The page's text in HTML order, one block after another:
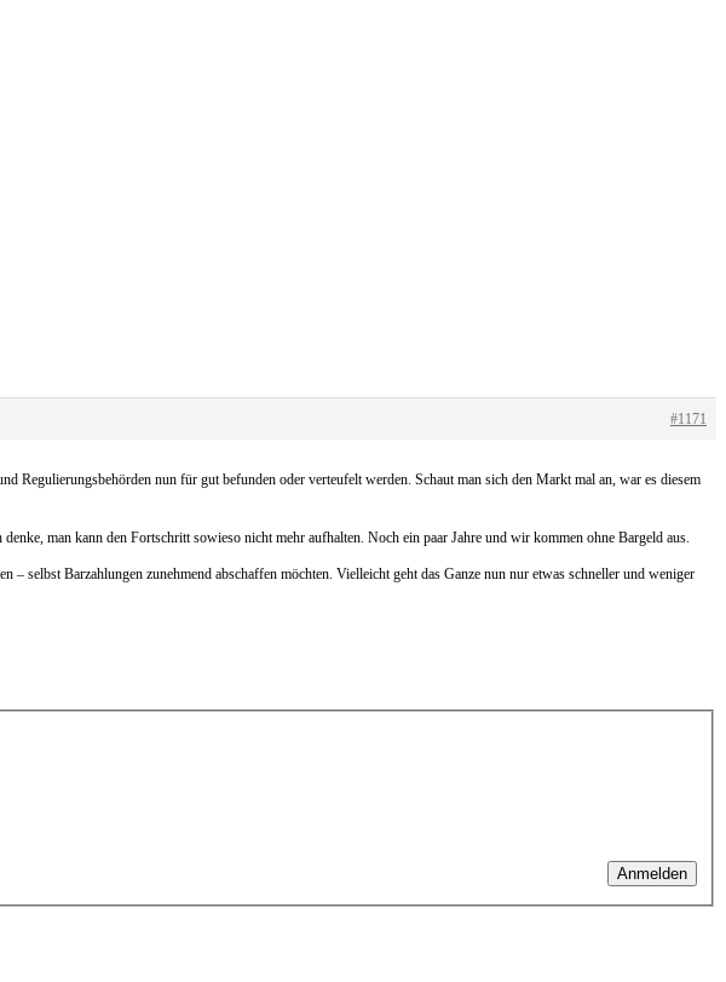
#1171
Regulierungsbehörden nun für gut befunden oder verteufelt werden. Schaut man sich den Markt mal an, war es diesem
man kann den Fortschritt sowieso nicht mehr aufhalten. Noch ein paar Jahre und wir kommen ohne Bargeld aus.
selbst Barzahlungen zunehmend abschaffen möchten. Vielleicht geht das Ganze nun nur etwas schneller und weniger
Anmelden